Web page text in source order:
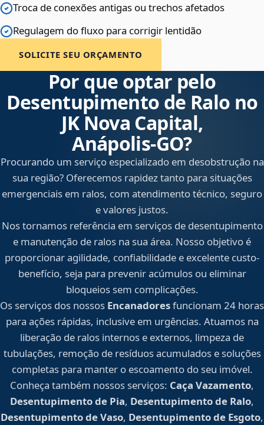
Troca de conexões antigas ou trechos afetados
Regulagem do fluxo para corrigir lentidão
SOLICITE SEU ORÇAMENTO
Por que optar pelo
Desentupimento de Ralo no
JK Nova Capital,
Anápolis‑GO?
Procurando um serviço especializado em desobstrução na
sua região? Oferecemos rapidez tanto para situações
emergenciais em ralos, com atendimento técnico, seguro
e valores justos.
Nos tornamos referência em serviços de desentupimento
e manutenção de ralos na sua área. Nosso objetivo é
proporcionar agilidade, confiabilidade e excelente custo-
benefício, seja para prevenir acúmulos ou eliminar
bloqueios sem complicações.
Os serviços dos nossos Encanadoresfuncionam 24 horas
para ações rápidas, inclusive em urgências. Atuamos na
liberação de ralos internos e externos, limpeza de
tubulações, remoção de resíduos acumulados e soluções
completas para manter o escoamento do seu imóvel.
Conheça também nossos serviços: Caça Vazamento,
Desentupimento de Pia, Desentupimento de Ralo,
Desentupimento de Vaso, Desentupimento de Esgoto,